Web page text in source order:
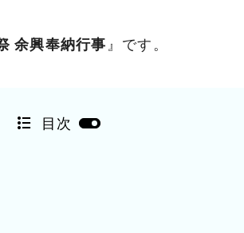
余興奉納行事 』です。
目次